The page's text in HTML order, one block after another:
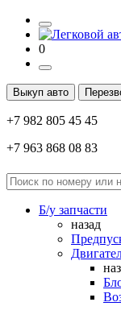
0
Выкуп авто
+7 982 805 45 45
+7 963 868 08 83
Б/у запчасти
назад